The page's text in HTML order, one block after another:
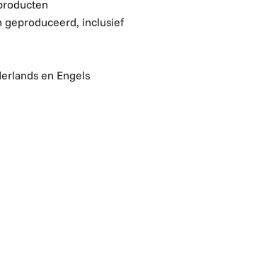
geproduceerd, inclusief
en Engels